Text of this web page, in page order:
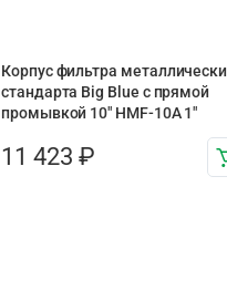
Корпус фильтра
стандарта Big Blue с прямой
промывкой 10″ HMF-10A 1″
11 423 ₽